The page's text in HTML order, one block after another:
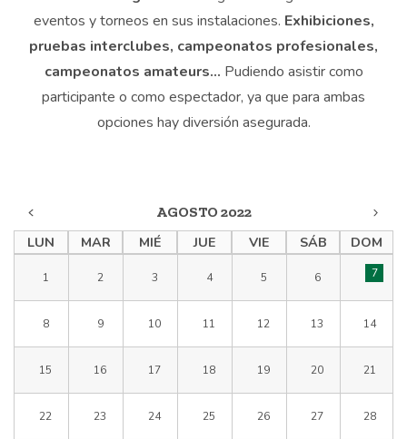
eventos y torneos en sus instalaciones. Exhibiciones,
pruebas interclubes, campeonatos profesionales,
campeonatos amateurs… Pudiendo asistir como
participante o como espectador, ya que para ambas
opciones hay diversión asegurada.
AGOSTO 2022
LUN MAR MIÉ JUE VIE SÁB DOM
1 2 3 4 5 6 7
8 9 10 11 12 13 14
15 16 17 18 19 20 21
22 23 24 25 26 27 28